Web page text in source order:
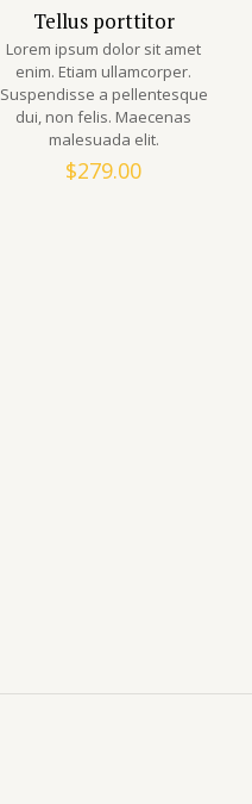
Tellus porttitor
Lorem ipsum dolor sit amet
enim. Etiam ullamcorper.
Suspendisse a pellentesque
dui, non felis. Maecenas
malesuada elit.
$279.00